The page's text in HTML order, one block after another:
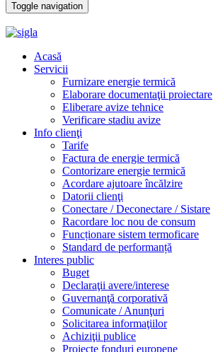
Toggle navigation
Acasă
Servicii
Furnizare energie termică
Elaborare documentaţii proiectare
Eliberare avize tehnice
Verificare stadiu avize
Info clienţi
Tarife
Factura de energie termică
Contorizare energie termică
Acordare ajutoare încălzire
Datorii clienţi
Conectare / Deconectare / Sistare
Racordare loc nou de consum
Funcționare sistem termoficare
Standard de performanță
Interes public
Buget
Declaraţii avere/interese
Guvernanţă corporativă
Comunicate / Anunţuri
Solicitarea informaţiilor
Achiziţii publice
Proiecte fonduri europene